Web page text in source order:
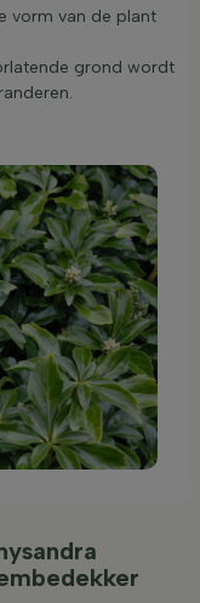
vorm van de plant
grond wordt